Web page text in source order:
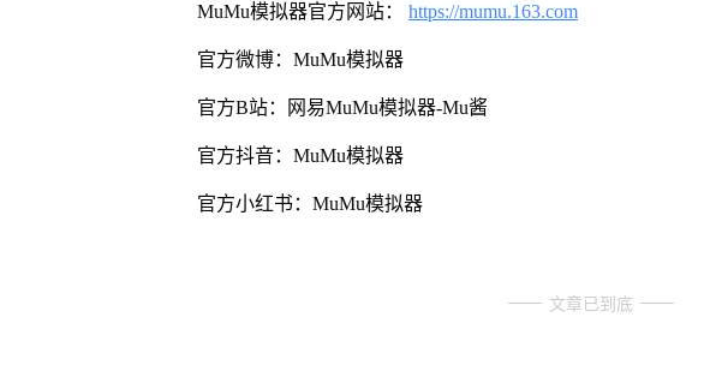
MuMu模拟器官方网站： https://mumu.163.com
官方微博：MuMu模拟器
官方B站：网易MuMu模拟器-Mu酱
官方抖音：MuMu模拟器
官方小红书：MuMu模拟器
文章已到底